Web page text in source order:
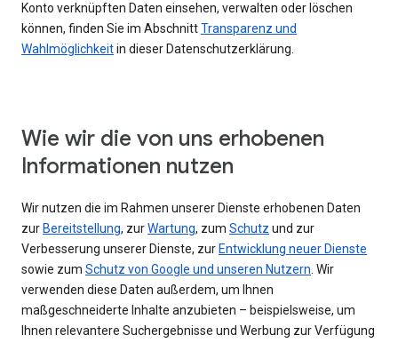
Konto verknüpften Daten einsehen, verwalten oder löschen
können, finden Sie im AbschnittTransparenz und
Wahlmöglichkeitin dieser Datenschutzerklärung.
Wie wir die von uns erhobenen
Informationen nutzen
Wir nutzen die im Rahmen unserer Dienste erhobenen Daten
zur Bereitstellung, zurWartung, zum Schutz und zur
Verbesserung unserer Dienste, zur Entwicklung neuer Dienste
sowie zum Schutz von Google und unseren Nutzern. Wir
verwenden diese Daten außerdem, um Ihnen
maßgeschneiderte Inhalte anzubieten – beispielsweise, um
Ihnen relevantere Suchergebnisse und Werbung zur Verfügung